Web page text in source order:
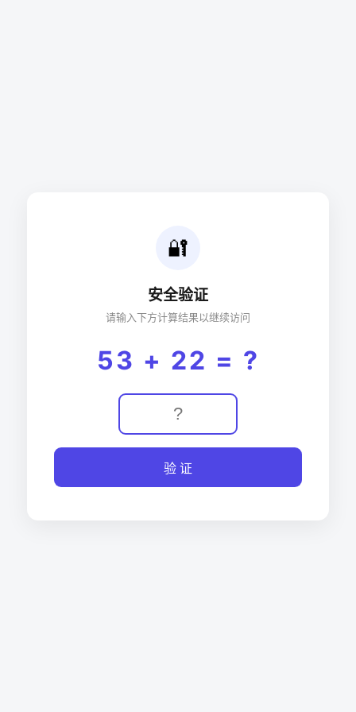
🔐
安全验证
请输入下方计算结果以继续访问
53 + 22 = ?
验 证